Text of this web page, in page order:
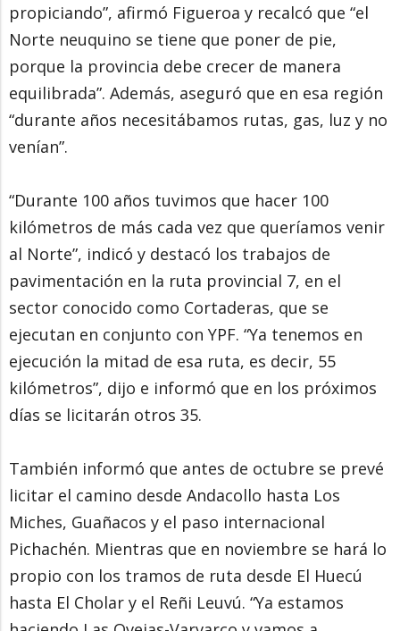
propiciando”, afirmó Figueroa y recalcó que “el
Norte neuquino se tiene que poner de pie,
porque la provincia debe crecer de manera
equilibrada”. Además, aseguró que en esa región
“durante años necesitábamos rutas, gas, luz y no
venían”.
“Durante 100 años tuvimos que hacer 100
kilómetros de más cada vez que queríamos venir
al Norte”, indicó y destacó los trabajos de
pavimentación en la ruta provincial 7, en el
sector conocido como Cortaderas, que se
ejecutan en conjunto con YPF. “Ya tenemos en
ejecución la mitad de esa ruta, es decir, 55
kilómetros”, dijo e informó que en los próximos
días se licitarán otros 35.
También informó que antes de octubre se prevé
licitar el camino desde Andacollo hasta Los
Miches, Guañacos y el paso internacional
Pichachén. Mientras que en noviembre se hará lo
propio con los tramos de ruta desde El Huecú
hasta El Cholar y el Reñi Leuvú. “Ya estamos